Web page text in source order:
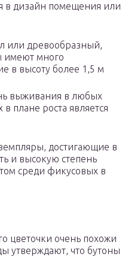
в дизайн помещения или
или древообразный,
имеют много
в высоту более 1,5 м
выживания в любых
плане роста является
достигающие в
и высокую степень
среди фикусовых в
цветочки очень похожи
утверждают, что бутоны